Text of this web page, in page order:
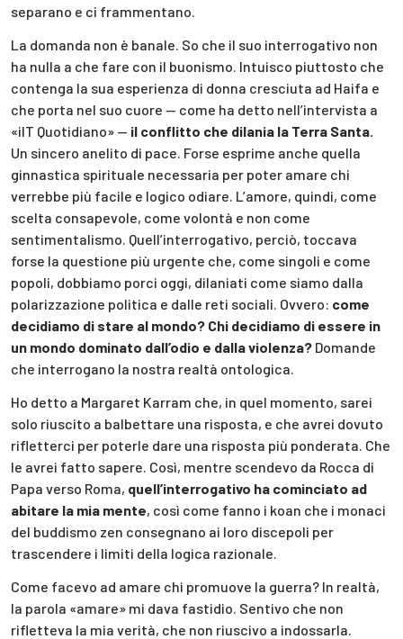
separano e ci frammentano.
La domanda non è banale. So che il suo interrogativo non
ha nulla a che fare con il buonismo. Intuisco piuttosto che
contenga la sua esperienza di donna cresciuta ad Haifa e
che porta nel suo cuore — come ha detto nell’intervista a
«ilT Quotidiano» — il conflitto che dilania la Terra Santa.
Un sincero anelito di pace. Forse esprime anche quella
ginnastica spirituale necessaria per poter amare chi
verrebbe più facile e logico odiare. L’amore, quindi, come
scelta consapevole, come volontà e non come
sentimentalismo. Quell’interrogativo, perciò, toccava
forse la questione più urgente che, come singoli e come
popoli, dobbiamo porci oggi, dilaniati come siamo dalla
polarizzazione politica e dalle reti sociali. Ovvero: come
decidiamo di stare al mondo? Chi decidiamo di essere in
un mondo dominato dall’odio e dalla violenza? Domande
che interrogano la nostra realtà ontologica.
Ho detto a Margaret Karram che, in quel momento, sarei
solo riuscito a balbettare una risposta, e che avrei dovuto
rifletterci per poterle dare una risposta più ponderata. Che
le avrei fatto sapere. Così, mentre scendevo da Rocca di
Papa verso Roma, quell’interrogativo ha cominciato ad
abitare la mia mente, così come fanno i koan che i monaci
del buddismo zen consegnano ai loro discepoli per
trascendere i limiti della logica razionale.
Come facevo ad amare chi promuove la guerra? In realtà,
la parola «amare» mi dava fastidio. Sentivo che non
rifletteva la mia verità, che non riuscivo a indossarla.